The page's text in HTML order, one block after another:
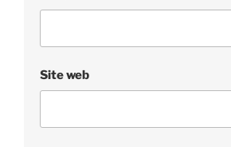
Site web